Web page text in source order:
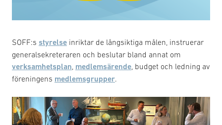
SOFF:s styrelse inriktar de långsiktiga målen, instruerar
generalsekreteraren och beslutar bland annat om
verksamhetsplan medlemsärende , budget och ledning av
föreningens medlemsgrupper.